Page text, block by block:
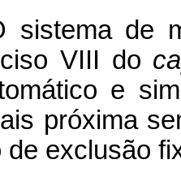
sistema de
VIII do
e
próxima
de exclusão